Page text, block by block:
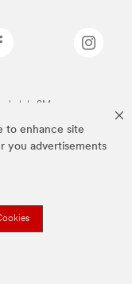
to enhance site
you advertisements
de 3M